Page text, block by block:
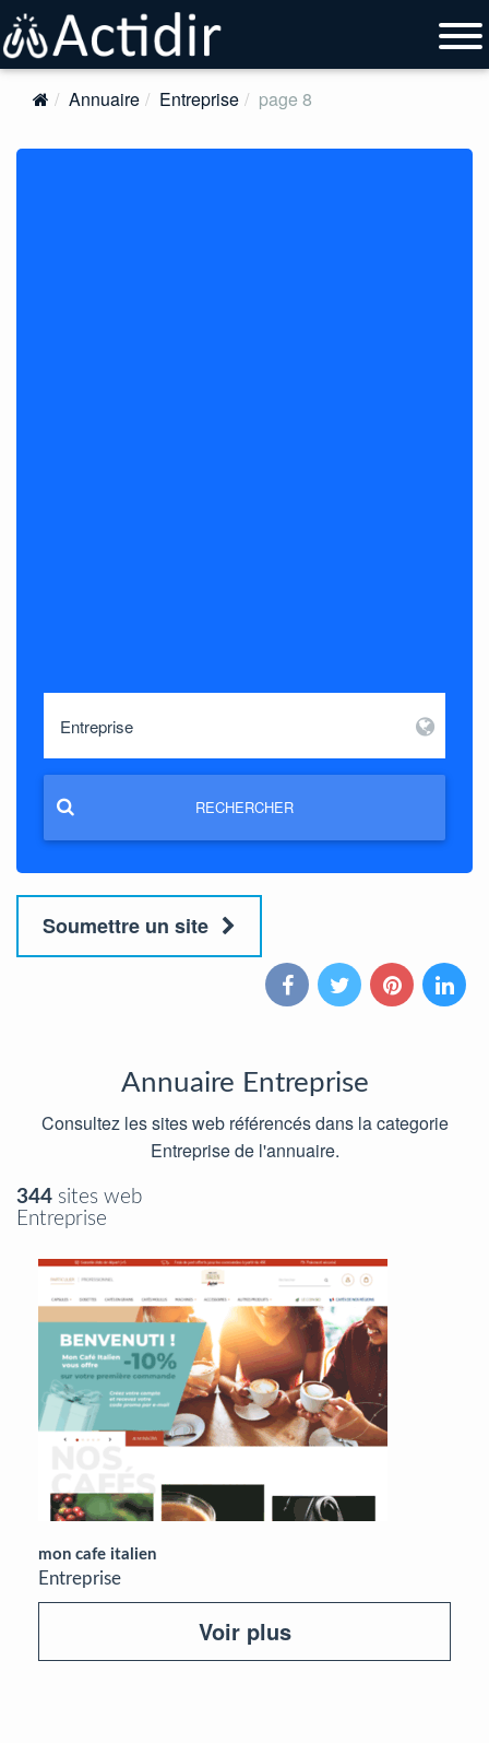
Annuaire Entreprise page 8
RECHERCHER
Soumettre un site
Annuaire Entreprise
Consultez les sites web référencés dans la categorie
Entreprise de l'annuaire.
344 sites web
Entreprise
mon cafe italien
Entreprise
Voir plus